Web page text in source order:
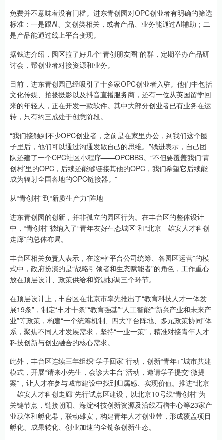
免费并不意味着没有门槛。进东青创园对OPC创业者有明确的筛选
标准：一是跟AI、文创类相关，或者产品、业务能通过AI辅助；二
是产品能通过线上平台变现。
据钱进介绍，园区拉了好几个“青创朋友圈”的群，定期举办产品研
讨会，帮创业者对接资源和业务。
目前，进东青创园已经吸引了十多家OPC创业者入驻。他们中包括
文化传媒、拍摄摄影以及抖音直播服务商，还有一位从英国留学回
来的年轻人，正在开发一款软件。其中大部分创业者已有业务在运
转，只有约三成处于创意阶段。
“我们接触到不少OPC创业者，之前是在家里办公，到我们这个圈
子里后，他们可以通过沟通发散自己的思维。”钱进表示，自己团
队还建了一个OPC社区小程序——OPCBBS。“不但要覆盖我们‘青
创村’里的OPC，后续还能够链接其他的OPC，我们希望它后续能
成为辐射全国各地的OPC链接器。”
从“青创村”到“新质生产力”阵地
进东青创园的创新，并非孤立的园区行为。在丰台区的整体设计
中，“青创村”被纳入了“青年友好生态城区”和“北京—雄安人才科创
走廊”的总体布局。
丰台区相关负责人表示，在这种“平台公司统筹、各园区运营”的模
式中，政府扮演的是“战略引领者和生态赋能者”的角色，工作重心
放在顶层设计、政策供给和资源协调三个环节。
在顶层设计上，丰台区在北京市率先推出了“教育科技人才一体发
展19条”，制定“丰才十条”“教育强基”“人工智能”“新兴产业和未来产
业”等政策，构建“一个统筹机制、四大平台阵地、多元政策协同”体
系，聚焦不同人才发展需求，坚持“一业一策”，精准对接青年人才
科技创新与创业融合的核心需求。
此外，丰台区连续三年组织“学子回家”行动，创新“青年+”城市共建
模式，开展“请来小先生，会诊大丰台”活动，邀请学子提交“微提
案”，让人才在参与城市建设中找到归属感、实现价值。推进“北京
—雄安人才科创走廊”先行试点区建设，以北京10号线“青创村”为
关键节点，链接朝阳、海淀科技创新资源及沿线石榴中心等23家产
业载体和孵化器，联动雄安，构建青年人才创业带，形成覆盖项目
孵化、成果转化、创业加速的全链条创新生态。